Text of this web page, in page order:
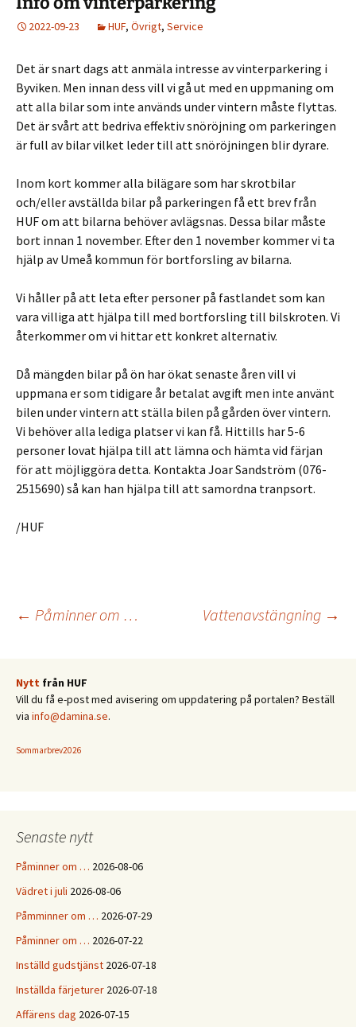
2022-09-23 HUF, Övrigt, Service
Det är snart dags att anmäla intresse av vinterparkering i
Byviken. Men innan dess vill vi gå ut med en uppmaning om
att alla bilar som inte används under vintern måste flyttas.
Det är svårt att bedriva effektiv snöröjning om parkeringen
är full av bilar vilket leder till att snöröjningen blir dyrare.
Inom kort kommer alla bilägare som har skrotbilar
och/eller avställda bilar på parkeringen få ett brev från
HUF om att bilarna behöver avlägsnas. Dessa bilar måste
bort innan 1 november. Efter den 1 november kommer vi ta
hjälp av Umeå kommun för bortforsling av bilarna.
Vi håller på att leta efter personer på fastlandet som kan
vara villiga att hjälpa till med bortforsling till bilskroten. Vi
återkommer om vi hittar ett konkret alternativ.
Då mängden bilar på ön har ökat senaste åren vill vi
uppmana er som tidigare år betalat avgift men inte använt
bilen under vintern att ställa bilen på gården över vintern.
Vi behöver alla lediga platser vi kan få. Hittills har 5-6
personer lovat hjälpa till att lämna och hämta vid färjan
för att möjliggöra detta. Kontakta Joar Sandström (076-
2515690) så kan han hjälpa till att samordna tranpsort.
/HUF
Inläggsnavigering
← Påminner om … Vattenavstängning →
Nytt från HUF
Vill du få e-post med avisering om uppdatering på portalen? Beställ
via info@damina.se.
Sommarbrev2026
Senaste nytt
Påminner om … 2026-08-06
Vädret i juli 2026-08-06
Påmminner om … 2026-07-29
Påminner om … 2026-07-22
Inställd gudstjänst 2026-07-18
Inställda färjeturer 2026-07-18
Affärens dag 2026-07-15